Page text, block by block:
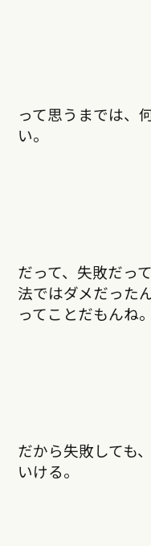
って思うまでは、
い。
だって、失敗だっ
法ではダメだった
ってことだもんね。
だから失敗しても
いける。